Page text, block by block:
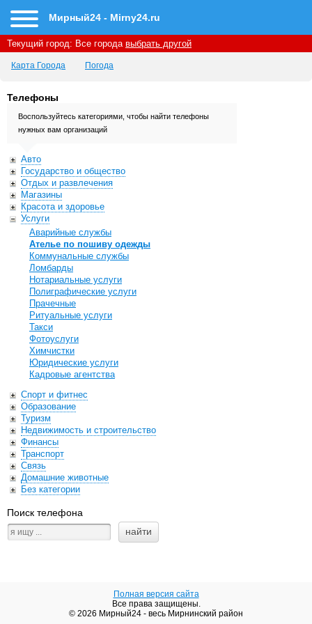
Мирный24 - Mirny24.ru
Текущий город: Все города выбрать другой
Карта Города Погода
Телефоны
Воспользуйтесь категориями, чтобы найти телефоны
нужных вам организаций
Авто
Государство и общество
Отдых и развлечения
Магазины
Красота и здоровье
Услуги
Аварийные службы
Ателье по пошиву одежды
Коммунальные службы
Ломбарды
Нотариальные услуги
Полиграфические услуги
Прачечные
Ритуальные услуги
Такси
Фотоуслуги
Химчистки
Юридические услуги
Кадровые агентства
Спорт и фитнес
Образование
Туризм
Недвижимость и строительство
Финансы
Транспорт
Связь
Домашние животные
Без категории
Поиск телефона
Полная версия сайта
Все права защищены.
© 2026 Мирный24 - весь Мирнинский район